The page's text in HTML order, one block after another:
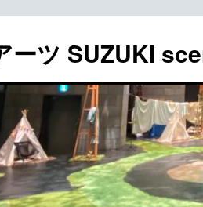
ーツ SUZUKI